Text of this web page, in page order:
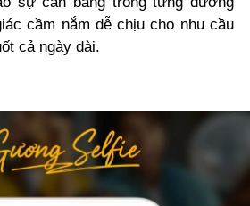
cầm nắm dễ chịu cho nhu cầu
cả ngày dài.